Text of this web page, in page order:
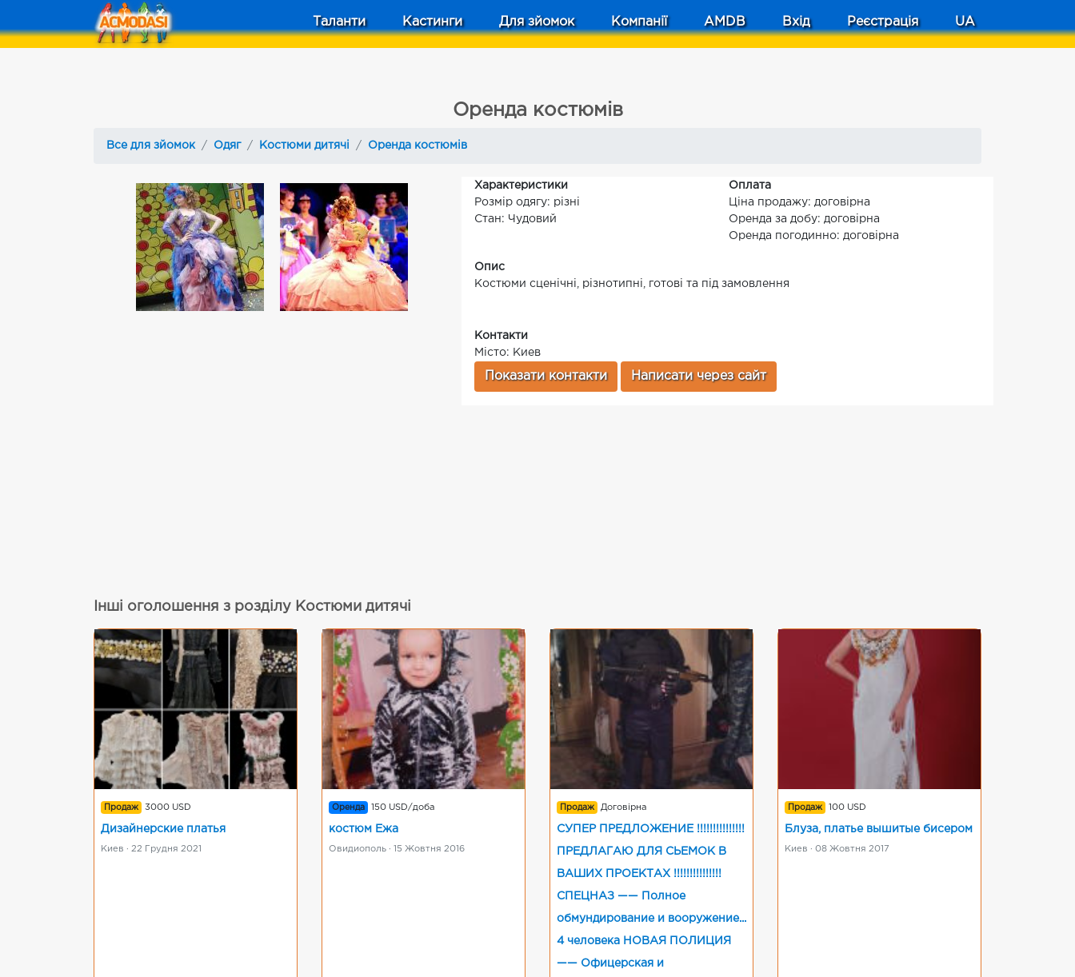
Таланти Кастинги Для зйомок Компанії AMDB Вхід Реєстрація UA
Оренда костюмів
Все для зйомок Одяг Костюми дитячі Оренда костюмів
Характеристики
Розмір одягу: різні
Стан: Чудовий
Оплата
Ціна продажу: договірна
Оренда за добу: договірна
Оренда погодинно: договірна
Опис
Костюми сценічні, різнотипні, готові та під замовлення
Контакти
Місто: Киев
Показати контакти Написати через сайт
Інші оголошення з розділу Костюми дитячі
Продаж 3000 USD
Дизайнерские платья
Киев · 22 Грудня 2021
Оренда 150 USD/доба
костюм Ежа
Овидиополь · 15 Жовтня 2016
Продаж Договірна
СУПЕР ПРЕДЛОЖЕНИЕ !!!!!!!!!!!!!!!
ПРЕДЛАГАЮ ДЛЯ СЬЕМОК В
ВАШИХ ПРОЕКТАХ !!!!!!!!!!!!!!!
СПЕЦНАЗ —— Полное
обмундирование и вооружение...
4 человека НОВАЯ ПОЛИЦИЯ
—— Офицерская и
Продаж 100 USD
Блуза, платье вышитые бисером
Киев · 08 Жовтня 2017